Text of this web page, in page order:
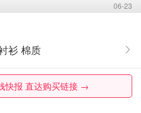
06-23
芯绒衬衫 棉质
快报 直达购买链接 →